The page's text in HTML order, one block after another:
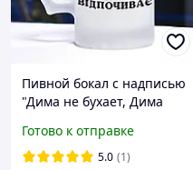
Пивной бокал с надписью
"Дима не бухает, Дима
Готово к отправке
5.0 (1)